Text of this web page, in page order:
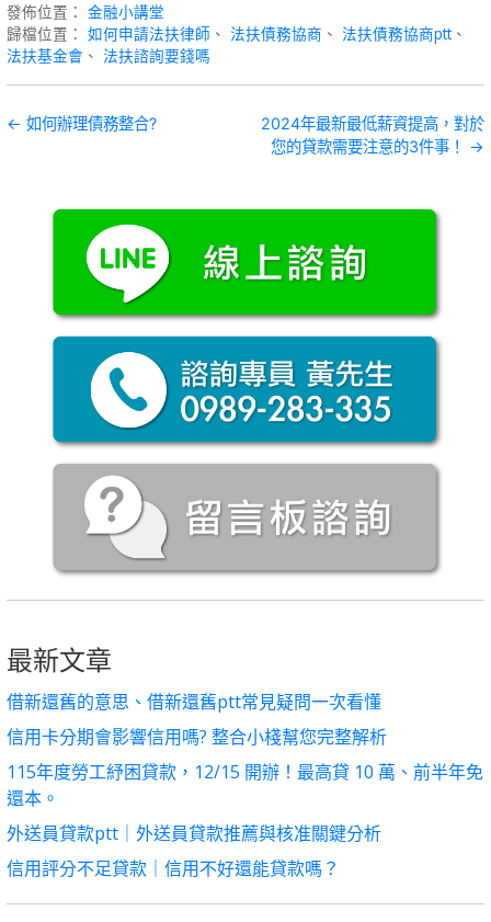
發佈位置：金融小講堂
歸檔位置：如何申請法扶律師 、 法扶債務協商 、 法扶債務協商ptt、
法扶基金會 、 法扶諮詢要錢嗎
文
← 如何辦理債務整合?
2024年最新最低薪資提高，對於
您的貸款需要注意的3件事！ →
最新文章
借新還舊的意思、借新還舊ptt常見疑問一次看懂
信用卡分期會影響信用嗎? 整合小棧幫您完整解析
115年度勞工紓困貸款，12/15 開辦！最高貸 10 萬、前半年免
還本。
外送員貸款ptt｜外送員貸款推薦與核准關鍵分析
信用評分不足貸款｜信用不好還能貸款嗎？